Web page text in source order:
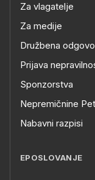
Za vlagatelje
Za medije
Družbena
Prijava
Sponzorstva
Nepremičnine
Nabavni razpisi
EPOSLOVANJE